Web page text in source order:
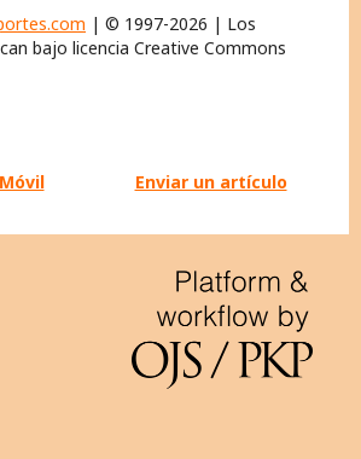
| © 1997-2026 | Los
bajo licencia Creative Commons
Enviar un artículo